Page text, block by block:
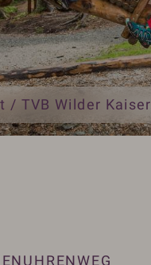
/ TVB Wilder Kaiser